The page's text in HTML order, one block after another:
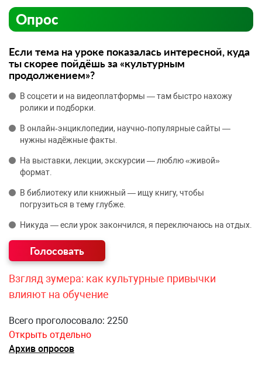
Опрос
Если тема на уроке показалась интересной, куда
ты скорее пойдёшь за «культурным
продолжением»?
В соцсети и на видеоплатформы — там быстро нахожу
ролики и подборки.
В онлайн‑энциклопедии, научно‑популярные сайты —
нужны надёжные факты.
На выставки, лекции, экскурсии — люблю «живой»
формат.
В библиотеку или книжный — ищу книгу, чтобы
погрузиться в тему глубже.
Никуда — если урок закончился, я переключаюсь на отдых.
Взгляд зумера: как культурные привычки
влияют на обучение
Всего проголосовало: 2250
Открыть отдельно
Архив опросов